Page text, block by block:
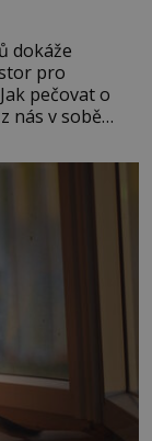
dokáže
pro
pečovat o
nás v sobě
znamení
Střelce v sobě